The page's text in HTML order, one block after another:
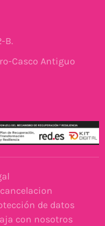
B.
Casco Antiguo
de datos
con nosotros